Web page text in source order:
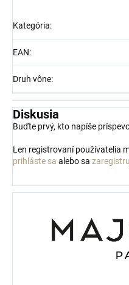
Kategória:
EAN:
Druh vône:
Diskusia
Buďte prvý, kto napíše
Len registrovaní používatelia
prihláste sa alebo sa